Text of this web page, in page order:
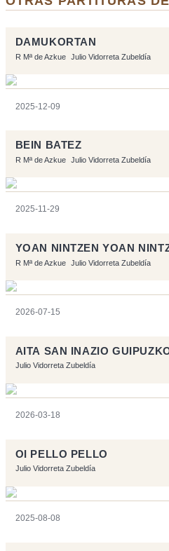
DAMUKORTAN
R Mª de Azkue Julio Vidorreta Zubeldía
2025-12-09
BEIN BATEZ
R Mª de Azkue Julio Vidorreta Zubeldía
2025-11-29
YOAN NINTZEN YOAN
R Mª de Azkue Julio Vidorreta Zubeldía
2026-07-15
AITA SAN INAZIO
Julio Vidorreta Zubeldía
2026-03-18
OI PELLO PELLO
Julio Vidorreta Zubeldía
2025-08-08